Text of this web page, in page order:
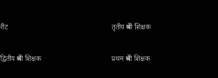
रीट तृतीय श्रेणी शिक्षक
द्वितीय श्रेणी शिक्षक प्रथम श्रेणी शिक्षक